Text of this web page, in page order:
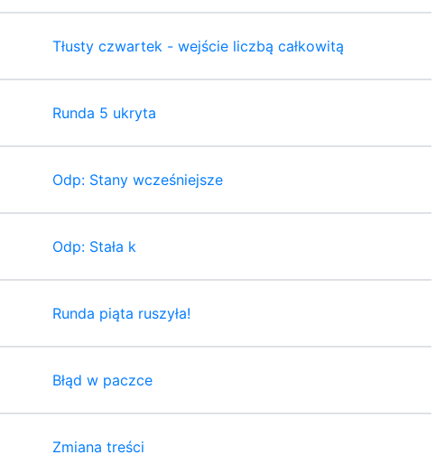
Tłusty czwartek - wejście liczbą całkowitą
Runda 5 ukryta
Odp: Stany wcześniejsze
Odp: Stała k
Runda piąta ruszyła!
Błąd w paczce
Zmiana treści